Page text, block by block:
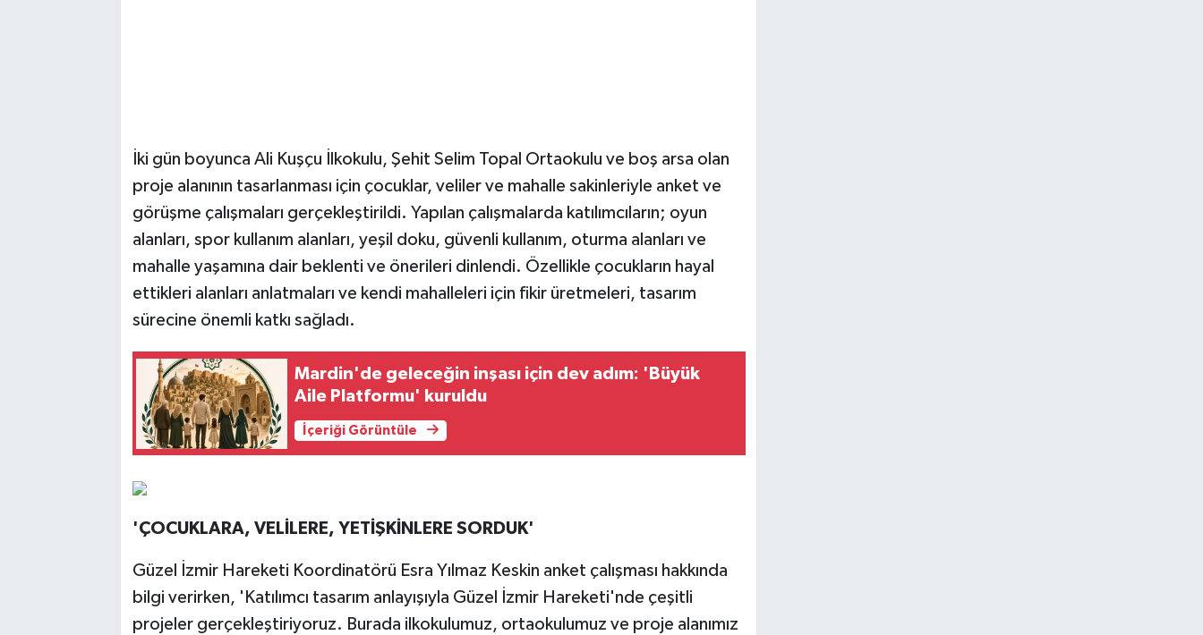
İki gün boyunca Ali Kuşçu İlkokulu, Şehit Selim Topal Ortaokulu ve boş arsa olan
proje alanının tasarlanması için çocuklar, veliler ve mahalle sakinleriyle anket ve
görüşme çalışmaları gerçekleştirildi. Yapılan çalışmalarda katılımcıların; oyun
alanları, spor kullanım alanları, yeşil doku, güvenli kullanım, oturma alanları ve
mahalle yaşamına dair beklenti ve önerileri dinlendi. Özellikle çocukların hayal
ettikleri alanları anlatmaları ve kendi mahalleleri için fikir üretmeleri, tasarım
sürecine önemli katkı sağladı.
Mardin'de geleceğin inşası için dev adım: 'Büyük
Aile Platformu' kuruldu
İçeriği Görüntüle
'ÇOCUKLARA, VELİLERE, YETİŞKİNLERE SORDUK'
Güzel İzmir Hareketi Koordinatörü Esra Yılmaz Keskin anket çalışması hakkında
bilgi verirken, 'Katılımcı tasarım anlayışıyla Güzel İzmir Hareketi'nde çeşitli
projeler gerçekleştiriyoruz. Burada ilkokulumuz, ortaokulumuz ve proje alanımız